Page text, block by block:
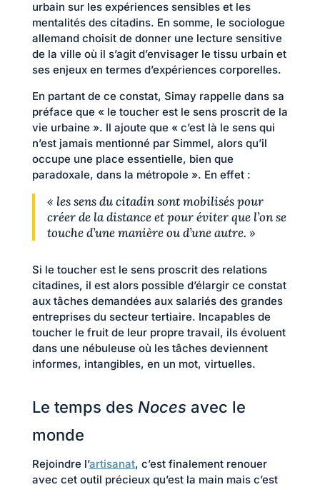
urbain sur les expériences sensibles et les
mentalités des citadins. En somme, le sociologue
allemand choisit de donner une lecture sensitive
de la ville où il s’agit d’envisager le tissu urbain et
ses enjeux en termes d’expériences corporelles.
En partant de ce constat, Simay rappelle dans sa
préface que « le toucher est le sens proscrit de la
vie urbaine ». Il ajoute que « c’est là le sens qui
n’est jamais mentionné par Simmel, alors qu’il
occupe une place essentielle, bien que
paradoxale, dans la métropole ». En effet :
« les sens du citadin sont mobilisés pour
créer de la distance et pour éviter que l’on se
touche d’une manière ou d’une autre. »
Si le toucher est le sens proscrit des relations
citadines, il est alors possible d’élargir ce constat
aux tâches demandées aux salariés des grandes
entreprises du secteur tertiaire. Incapables de
toucher le fruit de leur propre travail, ils évoluent
dans une nébuleuse où les tâches deviennent
informes, intangibles, en un mot, virtuelles.
Le temps des Noces avec le
monde
Rejoindre l’artisanat, c’est finalement renouer
avec cet outil précieux qu’est la main mais c’est